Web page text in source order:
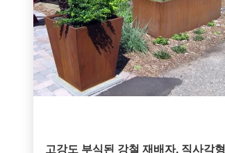
고강도 부식된 강철 재배자, 직사각형